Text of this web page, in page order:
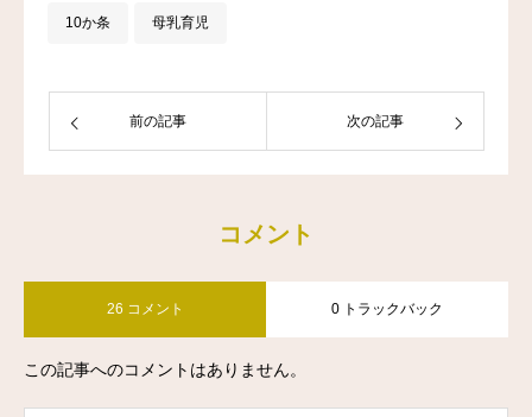
10か条 母乳育児
前の記事 次の記事
コメント
26 コメント 0 トラックバック
この記事へのコメントはありません。